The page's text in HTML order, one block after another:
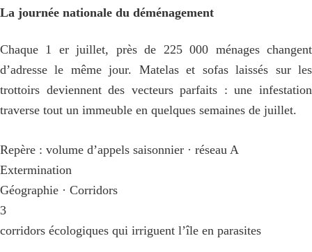
La journée nationale du déménagement
Chaque 1 er juillet, près de 225 000 ménages changent
d’adresse le même jour. Matelas et sofas laissés sur les
trottoirs deviennent des vecteurs parfaits : une infestation
traverse tout un immeuble en quelques semaines de juillet.
Repère : volume d’appels saisonnier · réseau A
Extermination
Géographie · Corridors
3
corridors écologiques qui irriguent l’île en parasites